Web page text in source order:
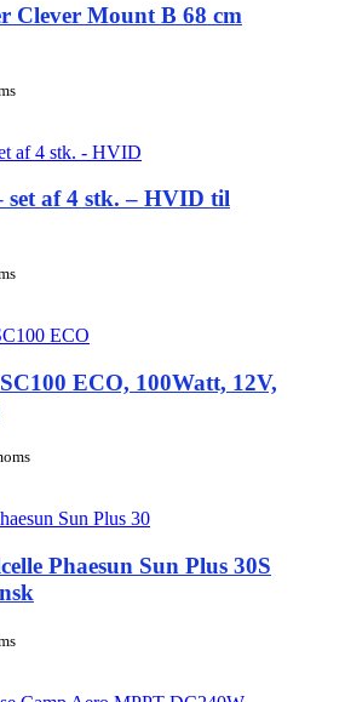
Clever Mount B 68 cm
af 4 stk. – HVID til
ECO, 100Watt, 12V,
Phaesun Sun Plus 30S